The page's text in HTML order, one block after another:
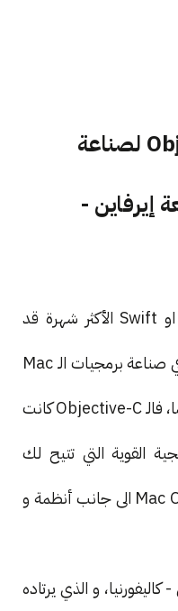
- أساسيات الـ Objective-C لصناعة
إيرفاين -
صحيح ان تقنيات مثل Flutter او Swift الأكثر شهرة قد
قامت بتعويض الـ Objective-C في صناعة برمجيات الـ Mac
OS و iOS، لكن الأساس يبقى دائما، فالـ Objective-C كانت
القوية التي تتيح لك
صناعة تطبيقات لنظام الـ iOS و Mac OS الى جانب أنظمة و
و الذي يرتاده